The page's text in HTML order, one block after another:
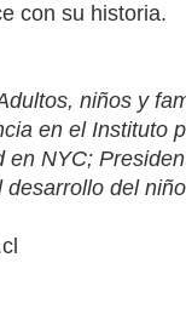
con su historia.
niños y
en el Instituto
NYC;
del